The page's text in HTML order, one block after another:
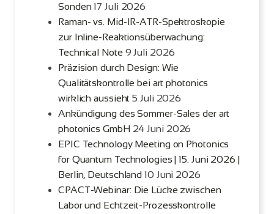
Sonden 17 Juli 2026
Raman- vs. Mid-IR-ATR-Spektroskopie
zur Inline-Reaktionsüberwachung:
Technical Note 9 Juli 2026
Präzision durch Design: Wie
Qualitätskontrolle bei art photonics
wirklich aussieht 5 Juli 2026
Ankündigung des Sommer-Sales der art
photonics GmbH 24 Juni 2026
EPIC Technology Meeting on Photonics
for Quantum Technologies | 15. Juni 2026 |
Berlin, Deutschland 10 Juni 2026
CPACT-Webinar: Die Lücke zwischen
Labor und Echtzeit-Prozesskontrolle